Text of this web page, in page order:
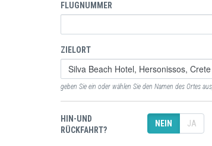
FLUGNUMMER
ZIELORT
geben Sie ein oder wählen Sie den Namen des Ortes
HIN-UND
RÜCKFAHRT?
NEIN JA